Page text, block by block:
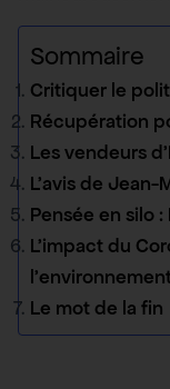
Sommaire
Critiquer le
Récupération
Les vendeurs
L’avis de
Pensée en silo
L’impact du
Le mot de la fin